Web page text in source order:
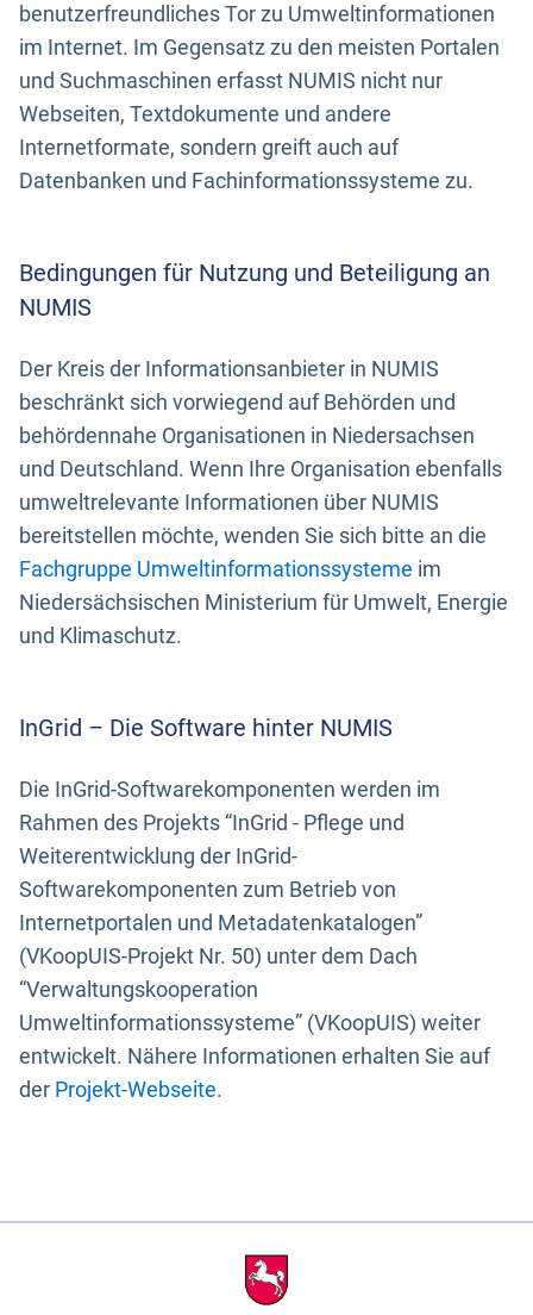
benutzerfreundliches Tor zu Umweltinformationen
im Internet. Im Gegensatz zu den meisten Portalen
und Suchmaschinen erfasst NUMIS nicht nur
Webseiten, Textdokumente und andere
Internetformate, sondern greift auch auf
Datenbanken und Fachinformationssysteme zu.
Bedingungen für Nutzung und Beteiligung an
NUMIS
Der Kreis der Informationsanbieter in NUMIS
beschränkt sich vorwiegend auf Behörden und
behördennahe Organisationen in Niedersachsen
und Deutschland. Wenn Ihre Organisation ebenfalls
umweltrelevante Informationen über NUMIS
bereitstellen möchte, wenden Sie sich bitte an die
Fachgruppe Umweltinformationssysteme im
Niedersächsischen Ministerium für Umwelt, Energie
und Klimaschutz.
InGrid – Die Software hinter NUMIS
Die InGrid-Softwarekomponenten werden im
Rahmen des Projekts “InGrid - Pflege und
Weiterentwicklung der InGrid-
Softwarekomponenten zum Betrieb von
Internetportalen und Metadatenkatalogen”
(VKoopUIS-Projekt Nr. 50) unter dem Dach
“Verwaltungskooperation
Umweltinformationssysteme” (VKoopUIS) weiter
entwickelt. Nähere Informationen erhalten Sie auf
der Projekt-Webseite.